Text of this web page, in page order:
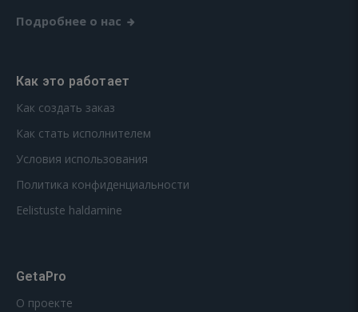
Подробнее о нас
Как это работает
Как создать заказ
Как стать исполнителем
Условия использования
Политика конфиденциальности
Eelistuste haldamine
GetaPro
О проекте